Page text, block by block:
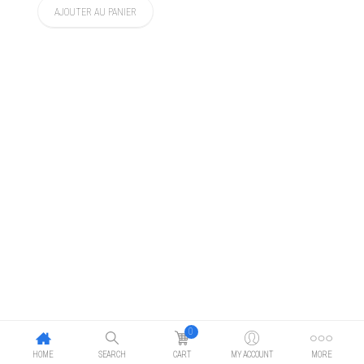
AJOUTER AU PANIER
HOME SEARCH
0
CART MY ACCOUNT MORE